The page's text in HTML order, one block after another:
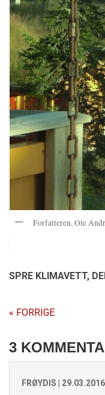
Forfatteren, Ole
SPRE KLIMAVETT,
« FORRIGE
3
FRØYDIS | 29.03.2016